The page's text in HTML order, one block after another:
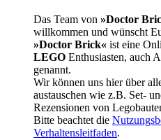
Das Team von »Doctor
willkommen und wünscht
»Doctor Brick« ist eine
LEGO Enthusiasten, auch
genannt.
Wir können uns hier über
austauschen wie z.B. Set-
Rezensionen von
Bitte beachtet die
Verhaltensleitfaden.